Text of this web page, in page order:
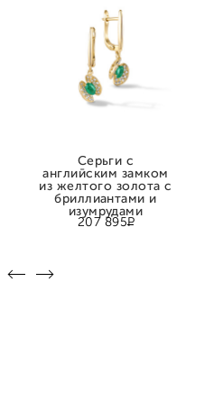
207 895Р
Серьги с
английским замком
из желтого золота с
бриллиантами и
изумрудами